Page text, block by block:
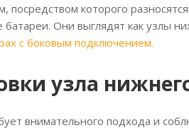
которого
батареи. Они выглядят как узлы
с боковым подключением.
узла
внимательного подхода и